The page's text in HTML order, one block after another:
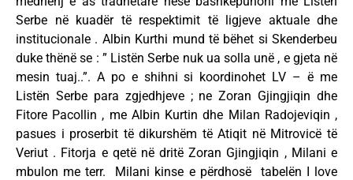
Serbe në kuadër të respektimit të ligjeve aktuale dhe
institucionale . Albin Kurthi mund të bëhet si Skenderbeu
duke thënë se : ” Listën Serbe nuk ua solla unë , e gjeta në
mesin tuaj..”. A po e shihni si koordinohet LV – ë me
Listën Serbe para zgjedhjeve ; ne Zoran Gjingjiqin dhe
Fitore Pacollin , me Albin Kurtin dhe Milan Radojeviqin ,
pasues i proserbit të dikurshëm të Atiqit në Mitrovicë të
Veriut . Fitorja e qetë në dritë Zoran Gjingjiqin , Milani e
mbulon me terr. Milani kinse e përdhosë tabelën I love